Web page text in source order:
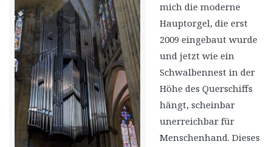
mich die moderne
Hauptorgel, die erst
2009 eingebaut wurde
und jetzt wie ein
Schwalbennest in der
Höhe des Querschiffs
hängt, scheinbar
unerreichbar für
Menschenhand. Dieses